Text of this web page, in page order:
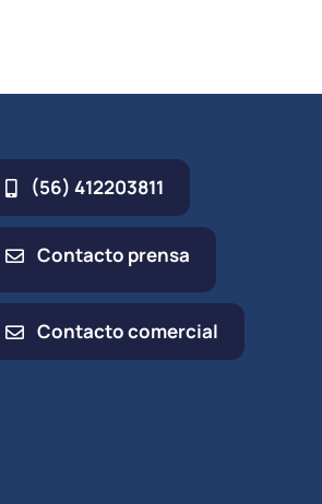
(56) 412203811
Contacto prensa
Contacto comercial